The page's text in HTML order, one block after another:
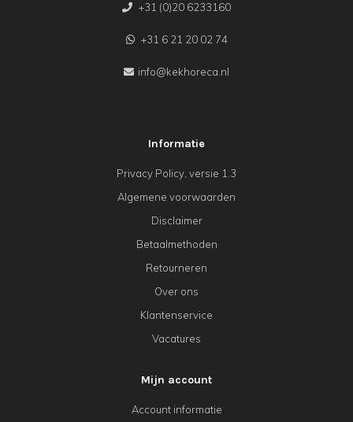
+31 (0)20 6233160
+31 6 21 20 02 74
info@kekhoreca.nl
Informatie
Privacy Policy, versie 1.3
Algemene voorwaarden
Disclaimer
Betaalmethoden
Retourneren
Over ons
Klantenservice
Vacatures
Mijn account
Account informatie